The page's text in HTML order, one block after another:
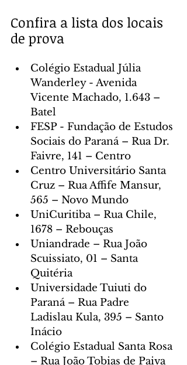
Confira a lista dos locais
de prova
Colégio Estadual Júlia
Wanderley - Avenida
Vicente Machado, 1.643 –
Batel
FESP - Fundação de Estudos
Sociais do Paraná – Rua Dr.
Faivre, 141 – Centro
Centro Universitário Santa
Cruz – Rua Affife Mansur,
565 – Novo Mundo
UniCuritiba – Rua Chile,
1678 – Rebouças
Uniandrade – Rua João
Scuissiato, 01 – Santa
Quitéria
Universidade Tuiuti do
Paraná – Rua Padre
Ladislau Kula, 395 – Santo
Inácio
Colégio Estadual Santa Rosa
– Rua João Tobias de Paiva